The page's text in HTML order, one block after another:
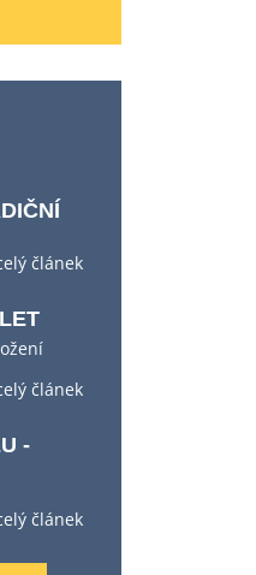
článek
článek
-
článek